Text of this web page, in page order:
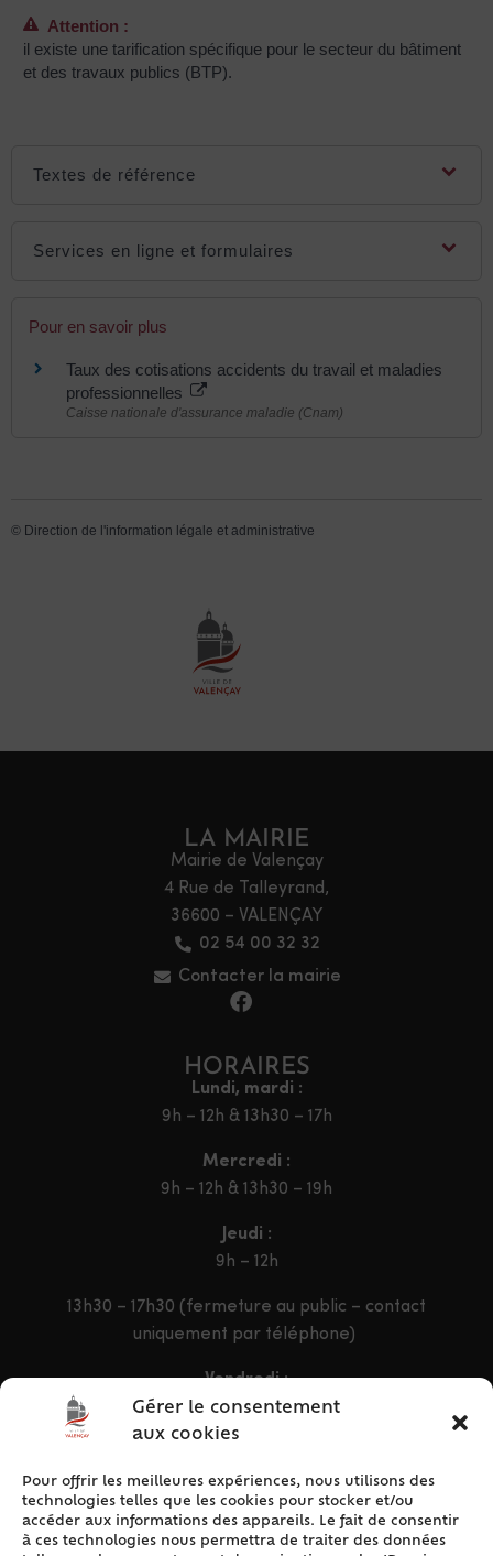
Gérer le consentement
aux cookies
Pour offrir les meilleures expériences, nous utilisons des
technologies telles que les cookies pour stocker et/ou
accéder aux informations des appareils. Le fait de consentir
à ces technologies nous permettra de traiter des données
Attention :
il existe une tarification spécifique pour le secteur du bâtiment
et des travaux publics (BTP).
Textes de référence
Services en ligne et formulaires
Pour en savoir plus
Taux des cotisations accidents du travail et maladies
professionnelles
Caisse nationale d'assurance maladie (Cnam)
© Direction de l'information légale et administrative
LA MAIRIE
Mairie de Valençay
4 Rue de Talleyrand,
36600 – VALENÇAY
02 54 00 32 32
Contacter la mairie
HORAIRES
Lundi, mardi :
9h – 12h & 13h30 – 17h
Mercredi :
9h – 12h & 13h30 – 19h
Jeudi :
9h – 12h
13h30 – 17h30 (fermeture au public – contact
uniquement par téléphone)
Vendredi :
9h – 12h & 13h30 – 16h30
ACCÈS RAPIDE
Accueil
Contact